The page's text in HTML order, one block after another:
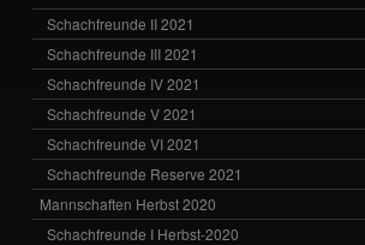
Schachfreunde II 2021
Schachfreunde III 2021
Schachfreunde IV 2021
Schachfreunde V 2021
Schachfreunde VI 2021
Schachfreunde Reserve 2021
Mannschaften Herbst 2020
Schachfreunde I Herbst-2020